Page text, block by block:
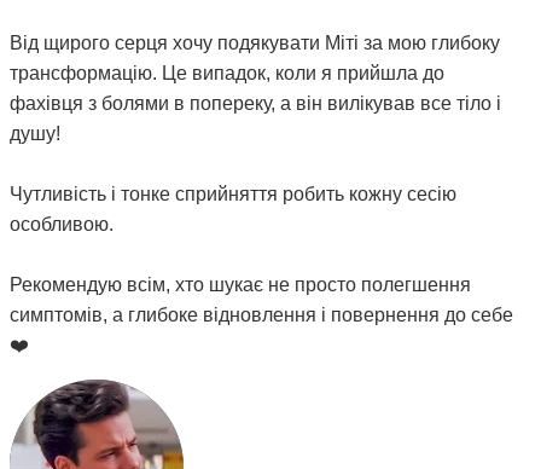
Від щирого серця хочу подякувати Міті за мою глибоку
трансформацію. Це випадок, коли я прийшла до
фахівця з болями в попереку, а він вилікував все тіло і
душу!
Чутливість і тонке сприйняття робить кожну сесію
особливою.
Рекомендую всім, хто шукає не просто полегшення
симптомів, а глибоке відновлення і повернення до себе
❤️